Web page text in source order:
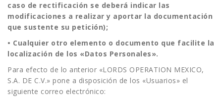
caso de rectificación se deberá indicar las
modificaciones a realizar y aportar la documentación
que sustente su petición);
• Cualquier otro elemento o documento que facilite la
localización de los «Datos Personales».
Para efecto de lo anterior «LORDS OPERATION MEXICO,
S.A. DE C.V.» pone a disposición de los «Usuarios» el
siguiente correo electrónico: